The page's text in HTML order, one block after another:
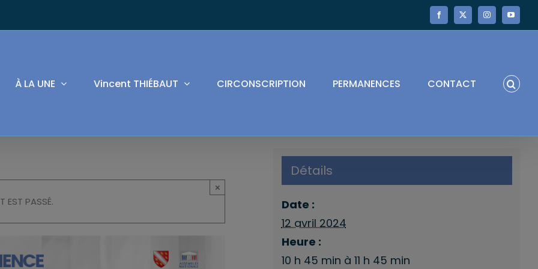
Facebook
X InstagramYouTube
À LA UNE Vincent THIÉBAUT CIRCONSCRIPTION PERMANENCES CONTACT
EST PASSÉ.
×
Détails
Date :
12 avril 2024
Heure :
10 h 45 min à 11 h 45 min